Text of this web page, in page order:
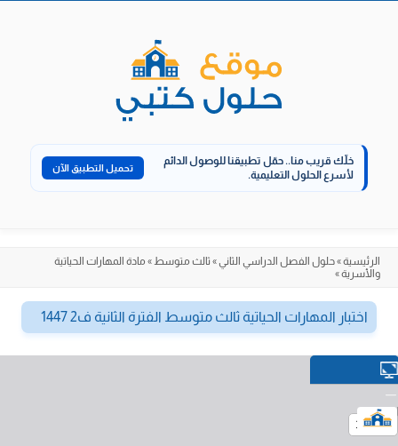
خلّك قريب منا.. حمّل تطبيقنا للوصول الدائم
لأسرع الحلول التعليمية.
تحميل التطبيق الآن
الرئيسية»حلول الفصل الدراسي الثاني» ثالث متوسط» مادة المهارات الحياتية
والأسرية»
اختبار المهارات الحياتية ثالث متوسط الفترة الثانية ف2 1447